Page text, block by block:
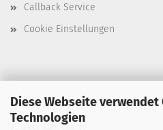
Diese Webseite
Technologien
Callback Service
Cookie Einstellungen
T. 0351 647 544 93